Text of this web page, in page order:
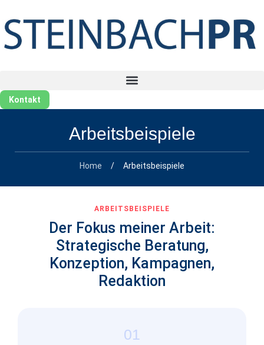
Kontakt
Arbeitsbeispiele
Home / Arbeitsbeispiele
ARBEITSBEISPIELE
Der Fokus meiner Arbeit:
Strategische Beratung,
Konzeption, Kampagnen,
Redaktion
01